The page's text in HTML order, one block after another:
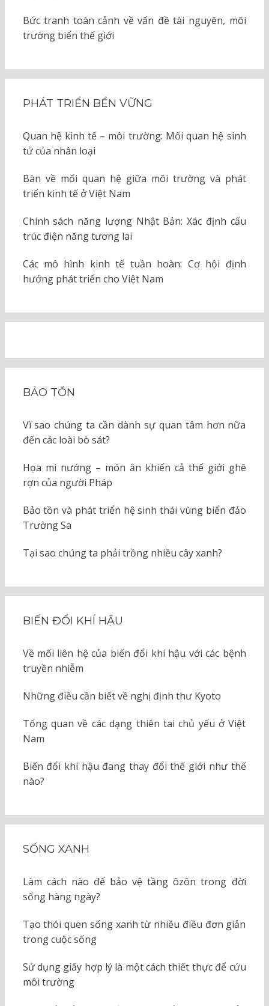
Bức tranh toàn cảnh về vấn đề tài nguyên, môi
trường biển thế giới
PHÁT TRIỂN BỀN VỮNG
Quan hệ kinh tế – môi trường: Mối quan hệ sinh
tử của nhân loại
Bàn về mối quan hệ giữa môi trường và phát
triển kinh tế ở Việt Nam
Chính sách năng lượng Nhật Bản: Xác định cấu
trúc điện năng tương lai
Các mô hình kinh tế tuần hoàn: Cơ hội định
hướng phát triển cho Việt Nam
BẢO TỒN
Vì sao chúng ta cần dành sự quan tâm hơn nữa
đến các loài bò sát?
Họa mi nướng – món ăn khiến cả thế giới ghê
rợn của người Pháp
Bảo tồn và phát triển hệ sinh thái vùng biển đảo
Trường Sa
Tại sao chúng ta phải trồng nhiều cây xanh?
BIẾN ĐỔI KHÍ HẬU
Về mối liên hệ của biến đổi khí hậu với các bệnh
truyền nhiễm
Những điều cần biết về nghị định thư Kyoto
Tổng quan về các dạng thiên tai chủ yếu ở Việt
Nam
Biến đổi khí hậu đang thay đổi thế giới như thế
nào?
SỐNG XANH
Làm cách nào để bảo vệ tầng ôzôn trong đời
sống hàng ngày?
Tạo thói quen sống xanh từ nhiều điều đơn giản
trong cuộc sống
Sử dụng giấy hợp lý là một cách thiết thực để cứu
môi trường